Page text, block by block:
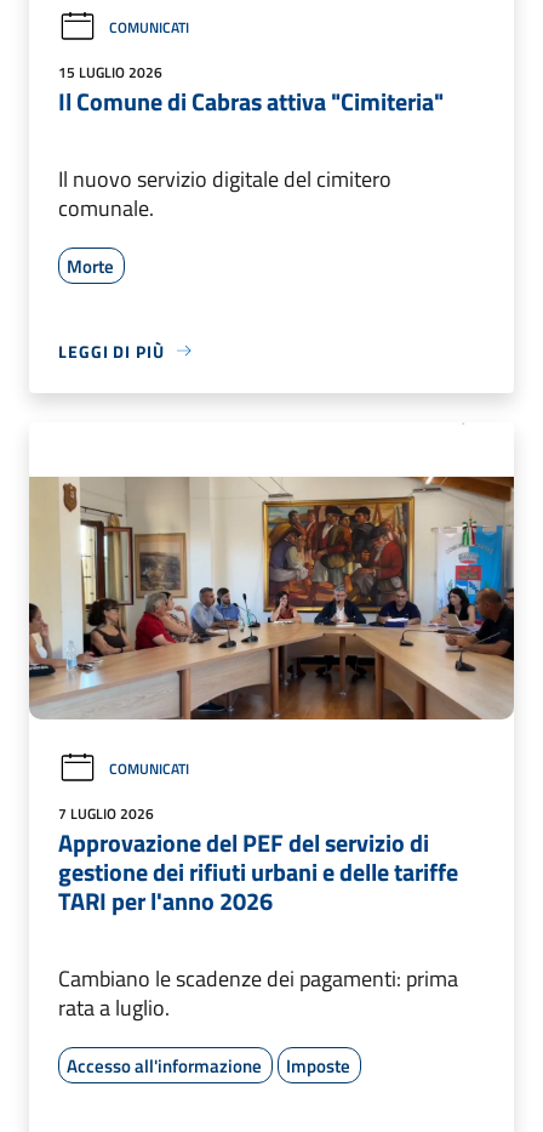
COMUNICATI
15 LUGLIO 2026
Il Comune di Cabras attiva "Cimiteria"
Il nuovo servizio digitale del cimitero
comunale.
Morte
LEGGI DI PIÙ
COMUNICATI
7 LUGLIO 2026
Approvazione del PEF del servizio di
gestione dei rifiuti urbani e delle tariffe
TARI per l'anno 2026
Cambiano le scadenze dei pagamenti: prima
rata a luglio.
Accesso all'informazione Imposte